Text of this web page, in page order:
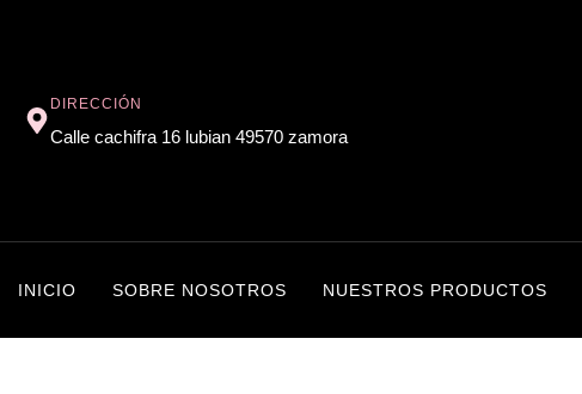
DIRECCIÓN
Calle cachifra 16 lubian 49570 zamora
INICIO SOBRE NOSOTROS NUESTROS PRODUCTOS